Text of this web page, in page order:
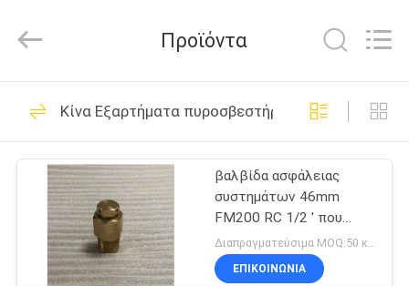
ΣΠΊΤΙ
ΠΡΟΪΌΝΤΑ
ΠΑΡΟΥΣΙΆΣΤΕ
Equipment
Rights
fm200 σύστημα
καταστολής
πυρκαγιάς
110
Προϊόντα
Κίνα Εξαρτήματα πυροσβεστήρων
βαλβίδα ασφάλειας
συστημάτων 46mm
FM200 RC 1/2 ' που
χρησιμοποιείται για να
απελευθερώσει το
υπερβολικό αέριο στο
Διαπραγματεύσιμα MOQ:50 κομμάτια
ΕΠΙΚΟΙΝΩΝΊΑ